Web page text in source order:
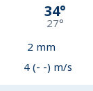
34°
27°
2 mm
4 (- -) m/s